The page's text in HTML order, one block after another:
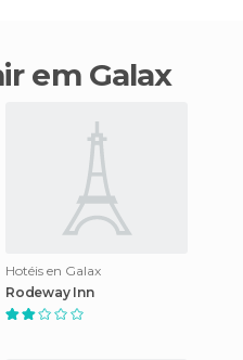
em Galax
Hotéis en Galax
Rodeway Inn